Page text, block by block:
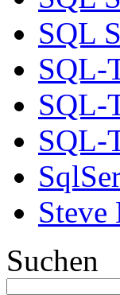
SQL
SQL-
SQL-
SQL-
Steve
Suchen